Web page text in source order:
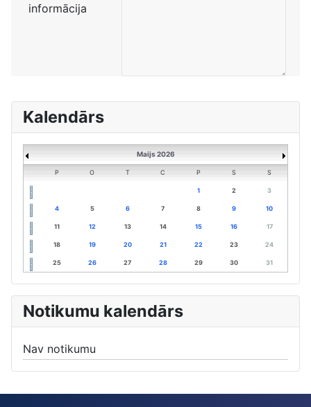
informācija
Kalendārs
Maijs 2026
P O T C P S S
1 2 3
4 5 6 7 8 9 10
11 12 13 14 15 16 17
18 19 20 21 22 23 24
25 26 27 28 29 30 31
Notikumu kalendārs
Nav notikumu